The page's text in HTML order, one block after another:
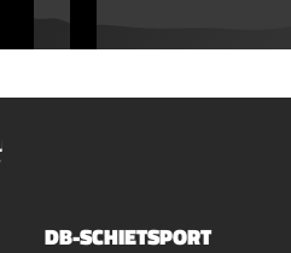
DB-SCHIETSPORT